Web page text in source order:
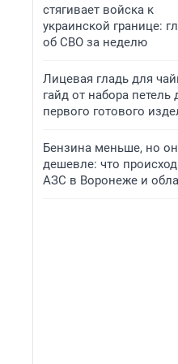
стягивает войска к
украинской границе:
об СВО за неделю
Лицевая гладь для
гайд от набора петель
первого готового
Бензина меньше, но он
дешевле: что
АЗС в Воронеже и